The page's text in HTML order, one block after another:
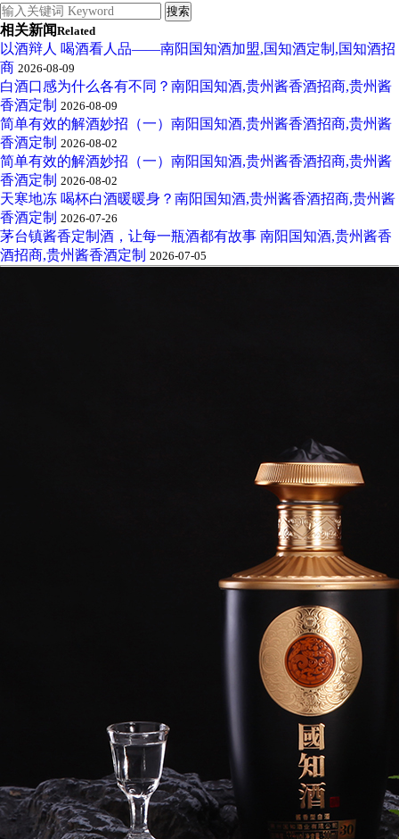
相关新闻Related
以酒辩人 喝酒看人品——南阳国知酒加盟,国知酒定制,国知酒招
商 2026-08-09
白酒口感为什么各有不同？南阳国知酒,贵州酱香酒招商,贵州酱
香酒定制 2026-08-09
简单有效的解酒妙招（一）南阳国知酒,贵州酱香酒招商,贵州酱
香酒定制 2026-08-02
简单有效的解酒妙招（一）南阳国知酒,贵州酱香酒招商,贵州酱
香酒定制 2026-08-02
天寒地冻 喝杯白酒暖暖身？南阳国知酒,贵州酱香酒招商,贵州酱
香酒定制 2026-07-26
茅台镇酱香定制酒，让每一瓶酒都有故事 南阳国知酒,贵州酱香
酒招商,贵州酱香酒定制 2026-07-05